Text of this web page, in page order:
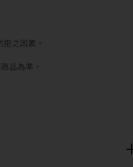
之因素。
品為準。